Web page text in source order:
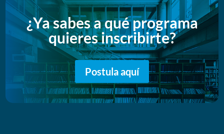
¿Ya sabes a qué programa
quieres inscribirte?
Postula aquí